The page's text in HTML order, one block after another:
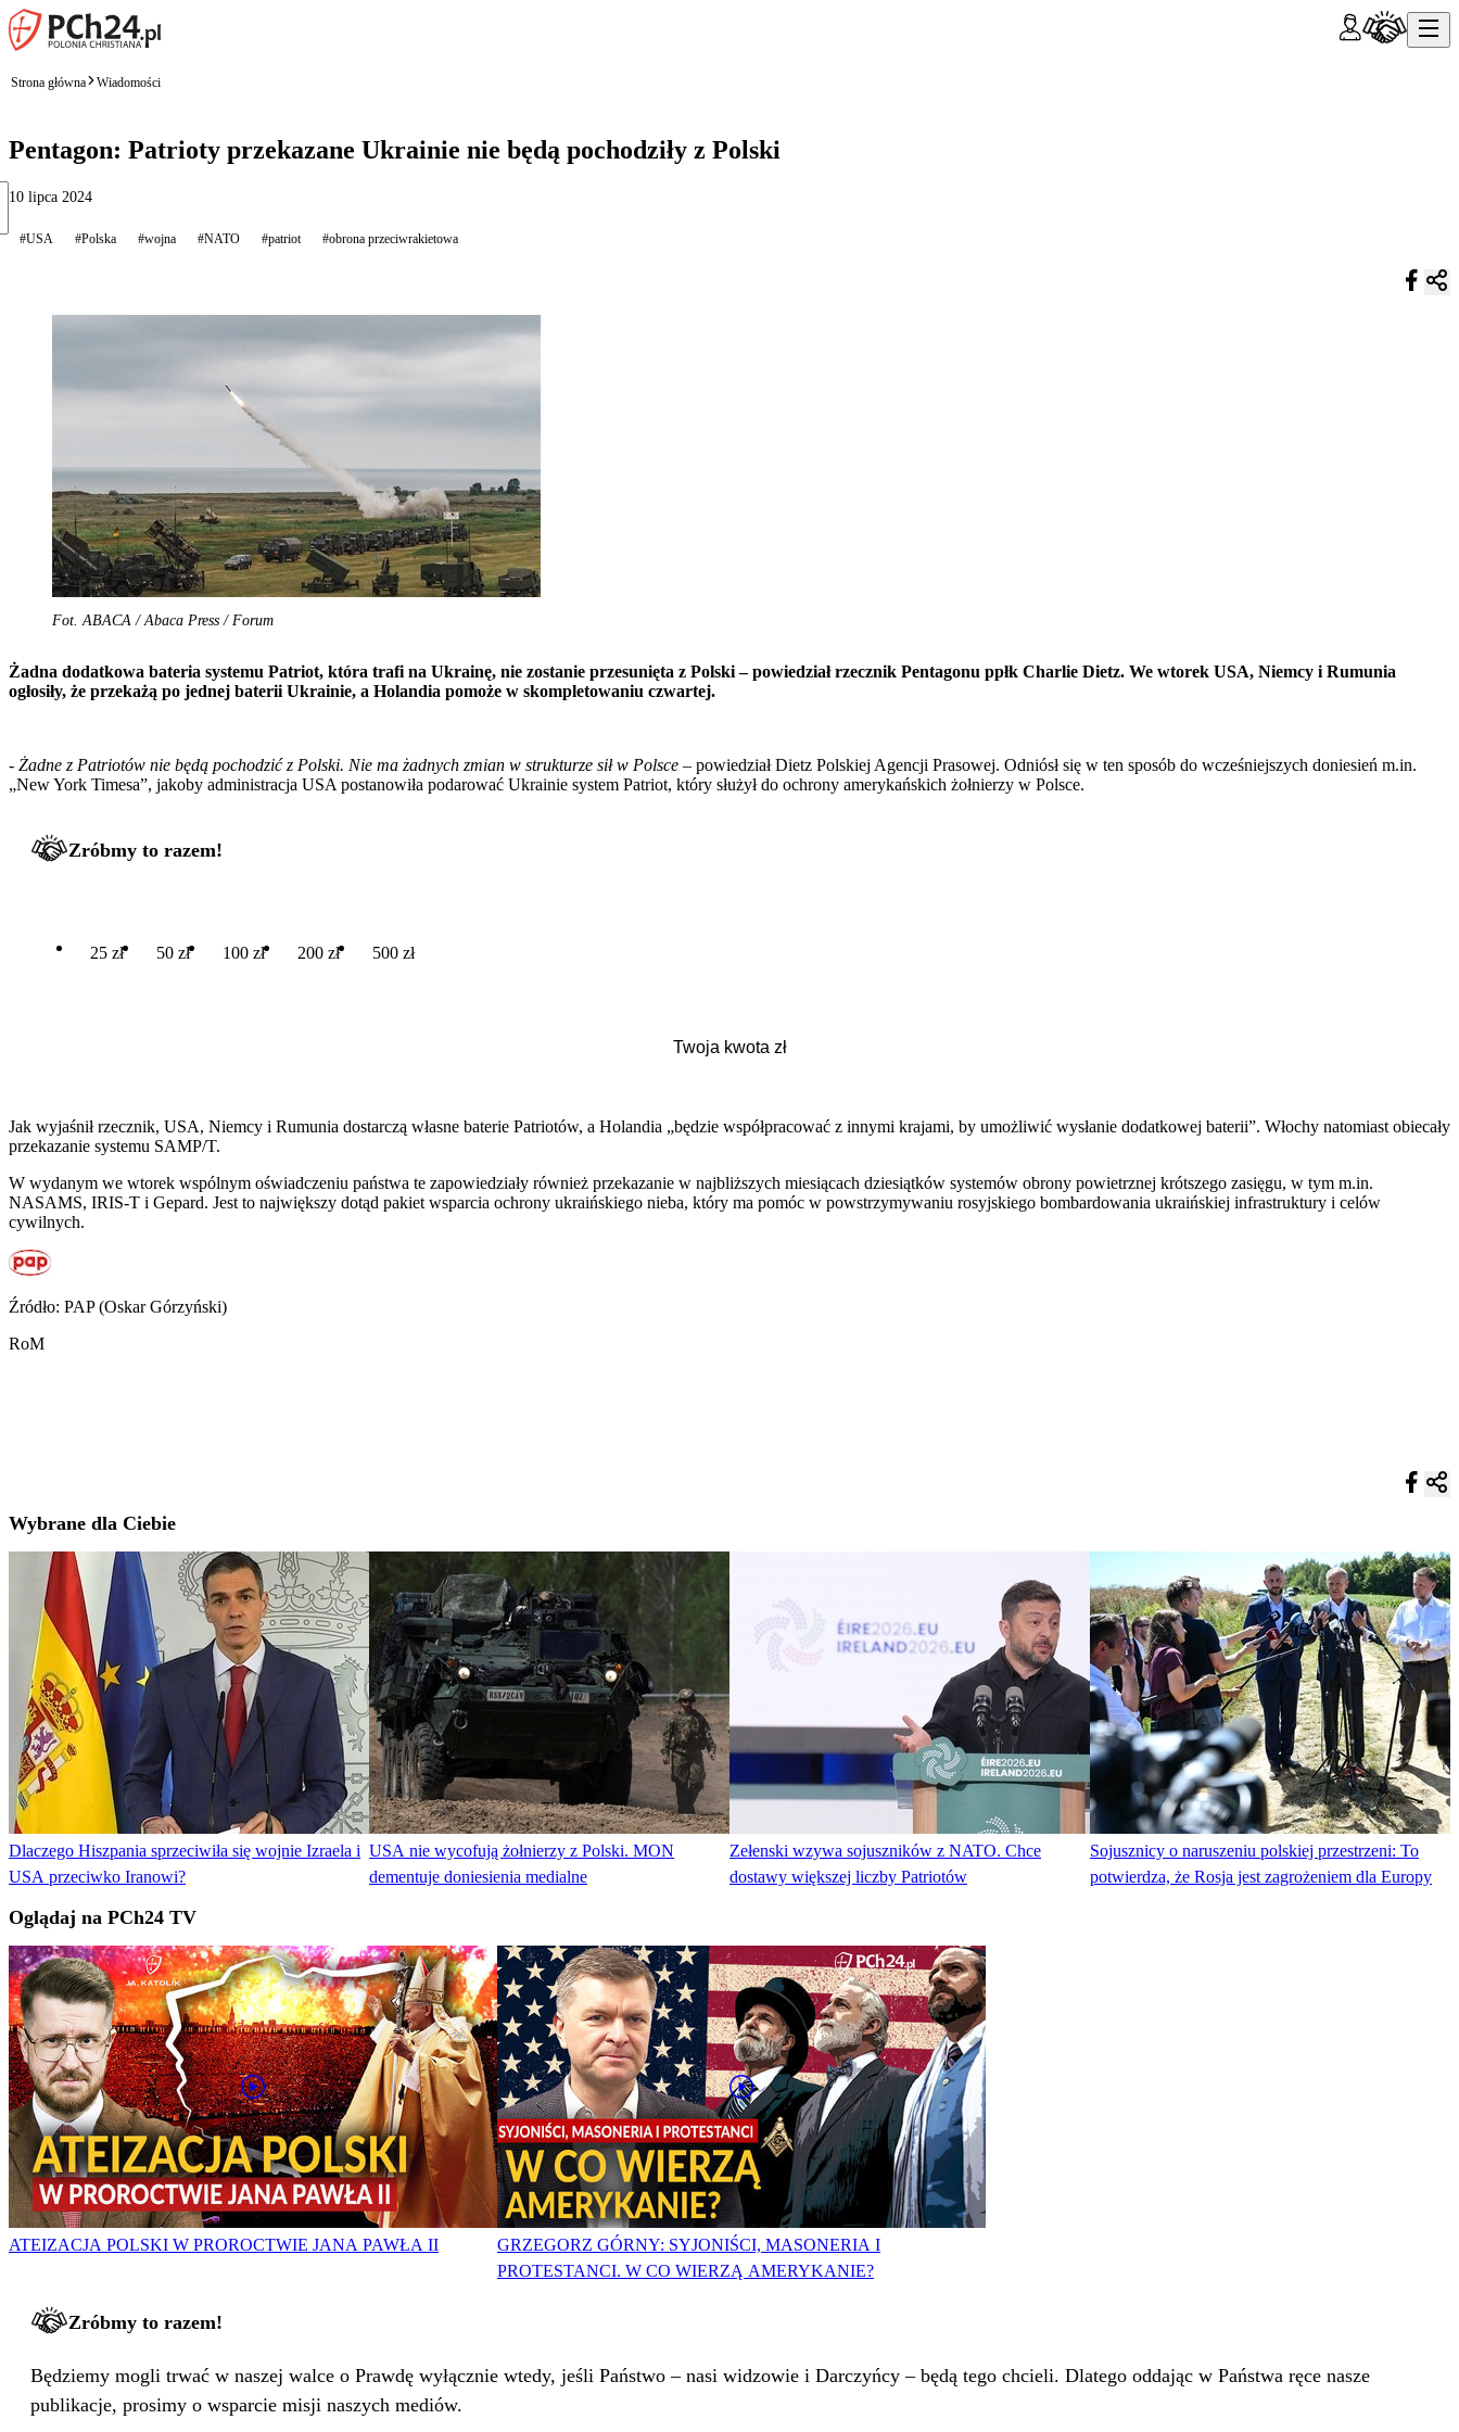
Strona główna Wiadomości
Pentagon: Patrioty przekazane Ukrainie nie będą pochodziły z Polski
10 lipca 2024
#USA #Polska #wojna #NATO #patriot #obrona przeciwrakietowa
Fot. ABACA / Abaca Press / Forum
Żadna dodatkowa bateria systemu Patriot, która trafi na Ukrainę, nie zostanie przesunięta z Polski – powiedział rzecznik Pentagonu ppłk Charlie Dietz. We wtorek USA, Niemcy i Rumunia
ogłosiły, że przekażą po jednej baterii Ukrainie, a Holandia pomoże w skompletowaniu czwartej.
- Żadne z Patriotów nie będą pochodzić z Polski. Nie ma żadnych zmian w strukturze sił w Polsce – powiedział Dietz Polskiej Agencji Prasowej. Odniósł się w ten sposób do wcześniejszych doniesień m.in.
„New York Timesa”, jakoby administracja USA postanowiła podarować Ukrainie system Patriot, który służył do ochrony amerykańskich żołnierzy w Polsce.
Zróbmy to razem!
25 zł 50 zł 100 zł 200 zł 500 zł
Jak wyjaśnił rzecznik, USA, Niemcy i Rumunia dostarczą własne baterie Patriotów, a Holandia „będzie współpracować z innymi krajami, by umożliwić wysłanie dodatkowej baterii”. Włochy natomiast obiecały
przekazanie systemu SAMP/T.
W wydanym we wtorek wspólnym oświadczeniu państwa te zapowiedziały również przekazanie w najbliższych miesiącach dziesiątków systemów obrony powietrznej krótszego zasięgu, w tym m.in.
NASAMS, IRIS-T i Gepard. Jest to największy dotąd pakiet wsparcia ochrony ukraińskiego nieba, który ma pomóc w powstrzymywaniu rosyjskiego bombardowania ukraińskiej infrastruktury i celów
cywilnych.
Źródło: PAP (Oskar Górzyński)
RoM
Wybrane dla Ciebie
Dlaczego Hiszpania sprzeciwiła się wojnie Izraela i
USA przeciwko Iranowi?
USA nie wycofują żołnierzy z Polski. MON
dementuje doniesienia medialne
Zełenski wzywa sojuszników z NATO. Chce
dostawy większej liczby Patriotów
Sojusznicy o naruszeniu polskiej przestrzeni: To
potwierdza, że Rosja jest zagrożeniem dla Europy
Oglądaj na PCh24 TV
ATEIZACJA POLSKI W PROROCTWIE JANA PAWŁA II
GRZEGORZ GÓRNY: SYJONIŚCI, MASONERIA I
PROTESTANCI. W CO WIERZĄ AMERYKANIE?
Zróbmy to razem!
Będziemy mogli trwać w naszej walce o Prawdę wyłącznie wtedy, jeśli Państwo – nasi widzowie i Darczyńcy – będą tego chcieli. Dlatego oddając w Państwa ręce nasze
publikacje, prosimy o wsparcie misji naszych mediów.